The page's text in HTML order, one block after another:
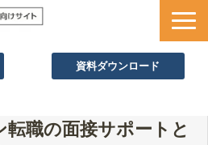
資料ダウンロード
用ノウハウ
転職の面接サポートと